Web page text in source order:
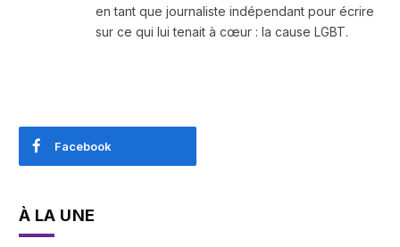
en tant que journaliste indépendant pour écrire
sur ce qui lui tenait à cœur : la cause LGBT.
Facebook
À LA UNE